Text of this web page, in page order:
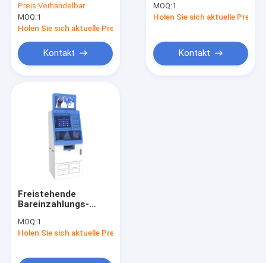
Selbstzahlungskiosk
Selbsteinrichtungskiosk
Geldumtausch-Kiosk
Regierungs-Kiosk
Videoerzähler-Maschine
Bitcoin-Kiosk
Ersatzteile ATMs
Kiosk-Teile
Cash Deposit
Machines LCD
Preis:Verhandelbar
MOQ:1
Holen Sie sich aktuelle Preis
Kontakt
Geldautomaten
annimmt
MOQ:1
Holen Sie sich aktuelle Preis
Kontakt
Freistehende
Bareinzahlungs-
ATM-Maschine
125GB 256GB
MOQ:1
Holen Sie sich aktuelle Preis